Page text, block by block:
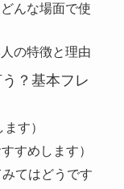
んな場面で使
の特徴と理由
？基本フレ
す）
すめします）
てはどうです